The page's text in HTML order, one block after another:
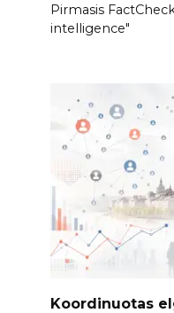
Pirmasis
intelligence"
Koordinuotas